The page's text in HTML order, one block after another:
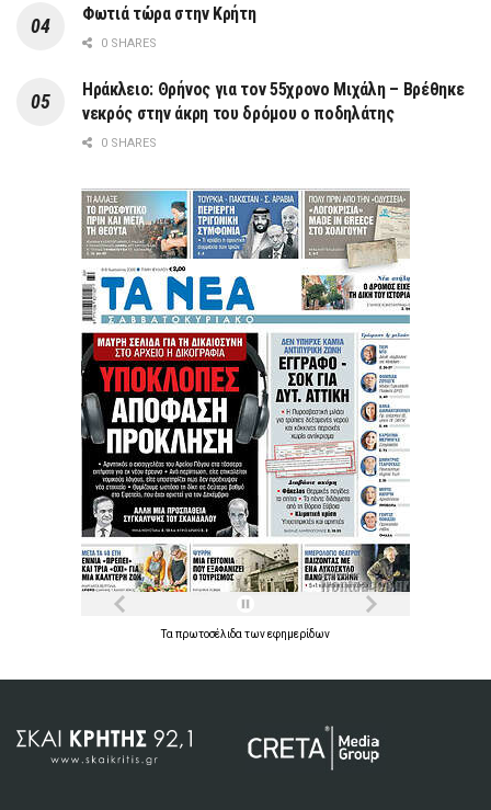
Φωτιά τώρα στην Κρήτη
0 SHARES
Ηράκλειο: Θρήνος για τον 55χρονο Μιχάλη – Βρέθηκε
νεκρός στην άκρη του δρόμου ο ποδηλάτης
0 SHARES
Τα πρωτοσέλιδα τωνεφημερίδων